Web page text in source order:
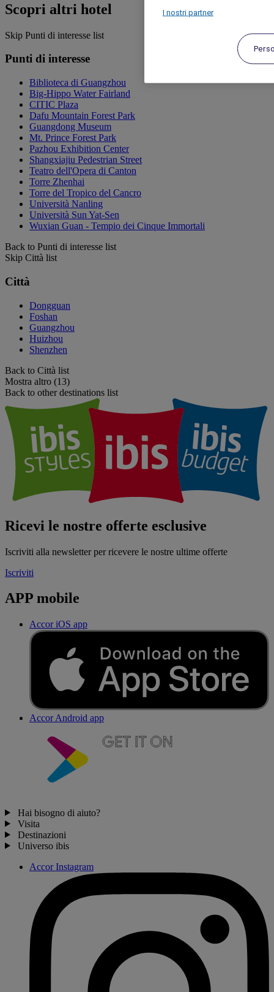
Scopri altri hotel
Skip Punti di interesse list
Punti di interesse
Biblioteca di Guangzhou
Big-Hippo Water Fairland
CITIC Plaza
Dafu Mountain Forest Park
Guangdong Museum
Mt. Prince Forest Park
Pazhou Exhibition Center
Shangxiajiu Pedestrian Street
Teatro dell'Opera di Canton
Torre Zhenhai
Torre del Tropico del Cancro
Università Nanling
Università Sun Yat-Sen
Wuxian Guan - Tempio dei Cinque Immortali
Back to Punti di interesse list
Skip Città list
Città
Dongguan
Foshan
Guangzhou
Huizhou
Shenzhen
Back to Città list
Mostra altro (13)
Back to other destinations list
Ricevi le nostre offerte esclusive
Iscriviti alla newsletter per ricevere le nostre ultime offerte
Iscriviti
APP mobile
Accor iOS app
Accor Android app
Hai bisogno di aiuto?
Visita
Destinazioni
Universo ibis
Accor Instagram
I nostri partner